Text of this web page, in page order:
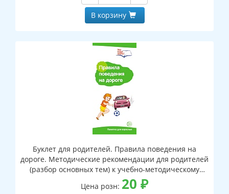
В корзину
Буклет для родителей. Правила поведения на
дороге. Методические рекомендации для родителей
(разбор основных тем) к учебно-методическому
пособию "Правила поведения на дороге."
Цена розн: 20 ₽